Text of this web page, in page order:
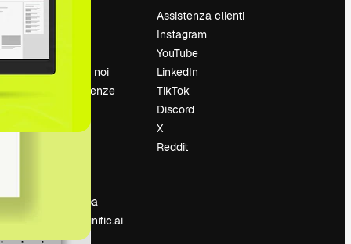
Prezzi
Chi siamo
Lavora con noi
Cerca tendenze
Sala stampa
Cerchi magnific.ai
Assistenza clienti
Instagram
YouTube
LinkedIn
TikTok
Discord
X
Reddit